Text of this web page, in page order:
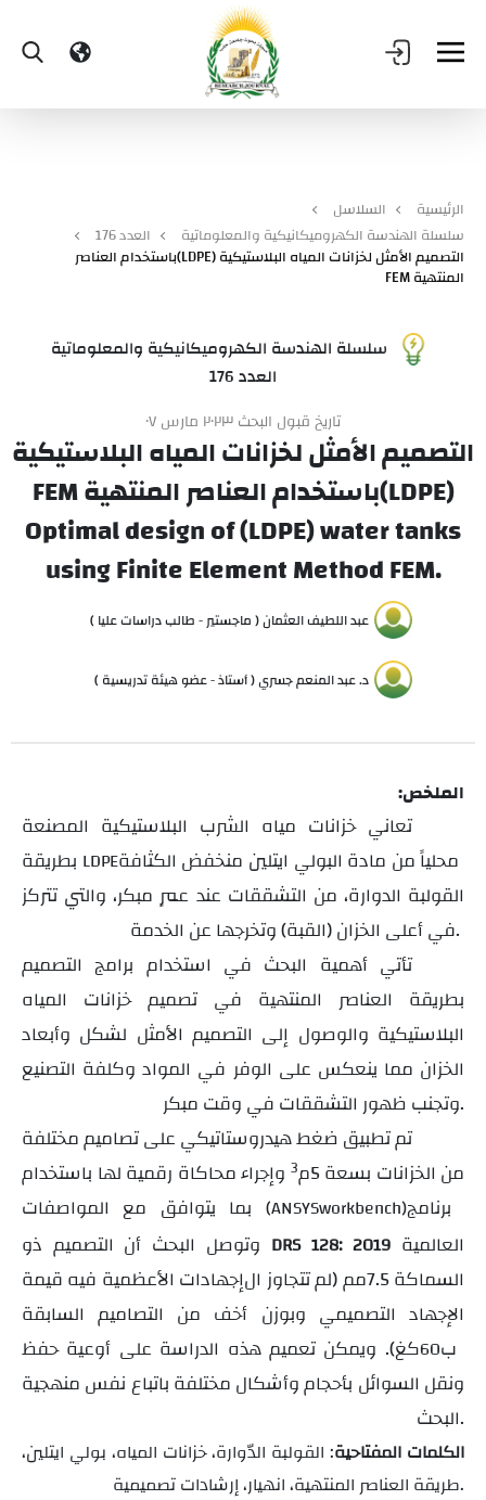
الرئيسية
السلاسل
سلسلة الهندسة الكهروميكانيكية والمعلوماتية
العدد 176
التصميم الأمثل لخزانات المياه البلاستيكية (LDPE)باستخدام العناصر
المنتهية FEM
سلسلة الهندسة الكهروميكانيكية والمعلوماتية
العدد 176
تاريخ قبول البحث ٢٠٢٣ مارس ٠٧
التصميم الأمثل لخزانات المياه البلاستيكية
(LDPE)باستخدام العناصر المنتهية FEM
Optimal design of (LDPE) water tanks
using Finite Element Method FEM.
عبد اللطيف العثمان ( ماجستير - طالب دراسات عليا )
د. عبد المنعم جسري ( أستاذ - عضو هيئة تدريسية )
الملخص:
تعاني خزانات مياه الشرب البلاستيكية المصنعة
LDPE بطريقة
القولبة الدوارة، من التشققات عند عمرٍ مبكر، والتي تتركز
في أعلى الخزان (القبة) وتخرجها عن الخدمة.
تأتي أهمية البحث في استخدام برامج التصميم
بطريقة العناصر المنتهية في تصميم خزانات المياه
البلاستيكية والوصول إلى التصميم الأمثل لشكل وأبعاد
الخزان مما ينعكس على الوفر في المواد وكلفة التصنيع
وتجنب ظهور التشققات في وقت مبكر.
تم تطبيق ضغط هيدروستاتيكي على تصاميم مختلفة
من الخزانات بسعة 5م
3 وإجراء محاكاة رقمية لها باستخدام
(ANSYSworkbench) بما يتوافق مع المواصفات
العالمية DRS 128: 2019 وتوصل البحث أن التصميم ذو
السماكة 7.5مم (لم تتجاوز ال
إجهادات الأعظمية فيه قيمة
الإجهاد التصميمي وبوزن أخف من التصاميم السابقة
60كغ). ويمكن تعميم هذه الدراسة على أوعية حفظ
ونقل السوائل بأحجام وأشكال مختلفة باتباع نفس منهجية
البحث.
الكلمات المفتاحية: القولبة الدّوارة، خزانات المياه، بولي ايتلين،
طريقة العناصر المنتهية، انهيار، إرشادات تصميمية.